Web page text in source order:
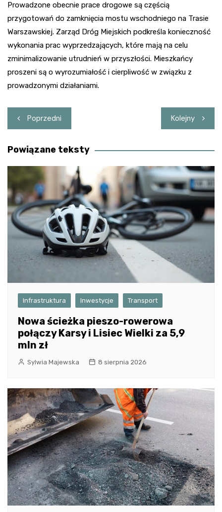
Prowadzone obecnie prace drogowe są częścią
przygotowań do zamknięcia mostu wschodniego na Trasie
Warszawskiej. Zarząd Dróg Miejskich podkreśla konieczność
wykonania prac wyprzedzających, które mają na celu
zminimalizowanie utrudnień w przyszłości. Mieszkańcy
proszeni są o wyrozumiałość i cierpliwość w związku z
prowadzonymi działaniami.
Nawigacja
wpisu
Poprzedni Kolejny
Powiązane teksty
Infrastruktura Inwestycje Transport
Nowa ścieżka pieszo-rowerowa
połączy Karsy i Lisiec Wielki za 5,9
mln zł
Sylwia Majewska 8 sierpnia 2026